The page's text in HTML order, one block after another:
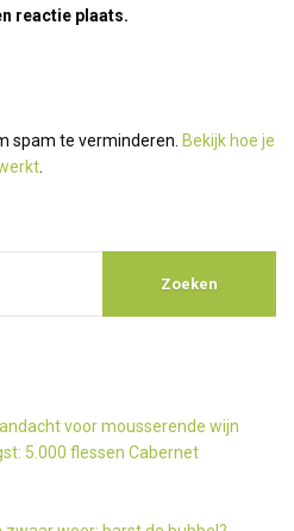
reactie plaats.
spam te verminderen. Bekijk hoe je
voor mousserende wijn
5.000 flessen Cabernet